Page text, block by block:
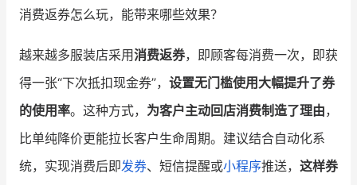
消费返券怎么玩，能带来哪些效果？
越来越多服装店采用消费返券，即顾客每消费一次，即获
得一张“下次抵扣现金券”， 设置无门槛使用大幅提升了券
的使用率。这种方式， 为客户主动回店消费制造了理由，
比单纯降价更能拉长客户生命周期。建议结合自动化系
统，实现消费后即发券、短信提醒或小程序推送， 这样券